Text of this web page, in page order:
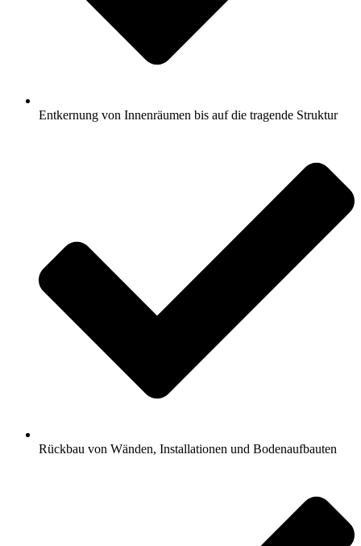
Entkernung von Innenräumen bis auf die tragende Struktur
Rückbau von Wänden, Installationen und Bodenaufbauten